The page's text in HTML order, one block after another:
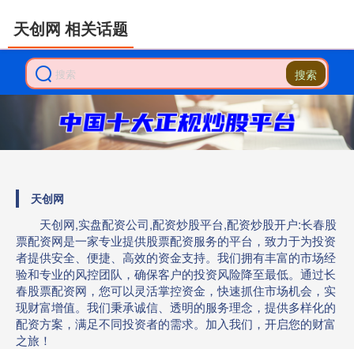
搜索
天创网
天创网,实盘配资公司,配资炒股平台,配资炒股开户:长春股
票配资网是一家专业提供股票配资服务的平台，致力于为投资
者提供安全、便捷、高效的资金支持。我们拥有丰富的市场经
验和专业的风控团队，确保客户的投资风险降至最低。通过长
春股票配资网，您可以灵活掌控资金，快速抓住市场机会，实
现财富增值。我们秉承诚信、透明的服务理念，提供多样化的
配资方案，满足不同投资者的需求。加入我们，开启您的财富
之旅！
天创网 相关话题